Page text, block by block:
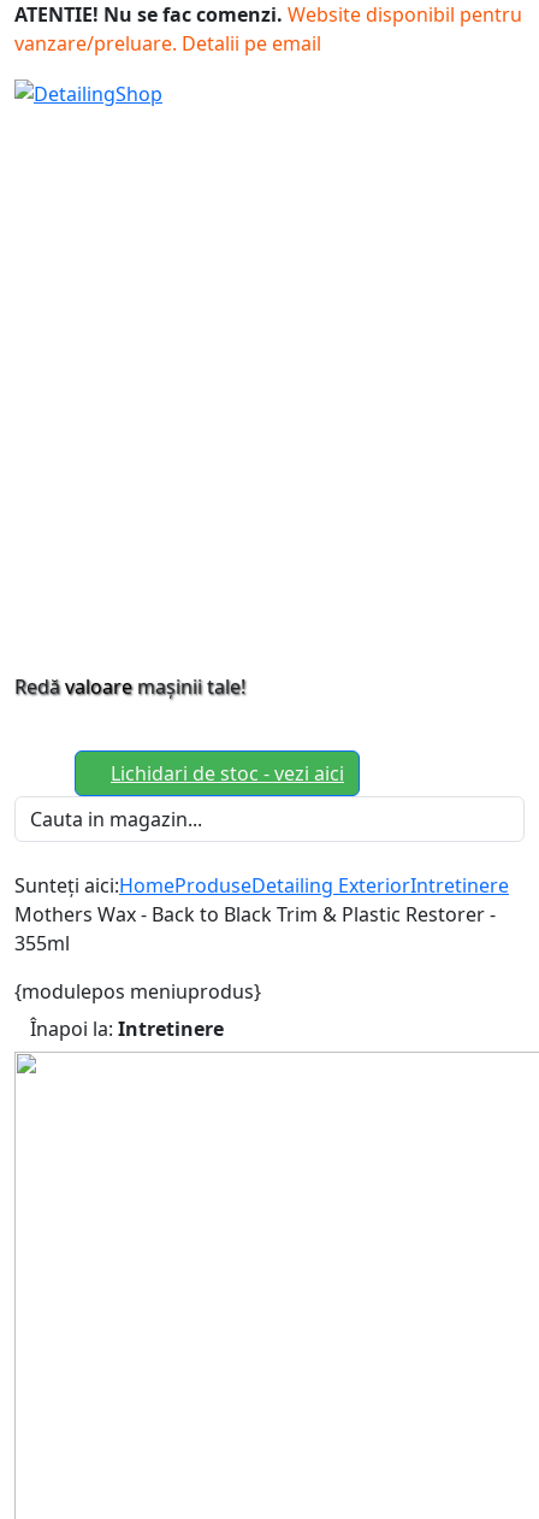
ATENTIE! Nu se fac comenzi. Website disponibil pentru
vanzare/preluare. Detalii pe email
Redăvaloaremașinii tale!
Lichidari de stoc - vezi aici
Sunteți aici:HomeProduseDetailing ExteriorIntretinere
Mothers Wax - Back to Black Trim & Plastic Restorer -
355ml
{modulepos meniuprodus}
Înapoi la: Intretinere